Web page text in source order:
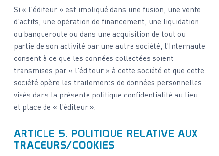
Si « l'éditeur » est impliqué dans une fusion, une vente
d'actifs, une opération de financement, une liquidation
ou banqueroute ou dans une acquisition de tout ou
partie de son activité par une autre société, l'Internaute
consent à ce que les données collectées soient
transmises par « l'éditeur » à cette société et que cette
société opère les traitements de données personnelles
visés dans la présente politique confidentialité au lieu
et place de « l'éditeur ».
ARTICLE 5. POLITIQUE RELATIVE AUX
TRACEURS/COOKIES